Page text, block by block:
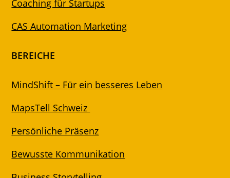
Coaching für Startups
CAS Automation Marketing
BEREICHE
MindShift – Für ein besseres Leben
MapsTell Schweiz
Persönliche Präsenz
Bewusste Kommunikation